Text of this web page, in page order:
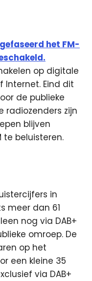
het FM-
op digitale
Internet. Eind dit
de publieke
radiozenders zijn
blijven
te beluisteren.
in
meer dan 61
nog via DAB+
omroep. De
op het
een kleine 35
via DAB+